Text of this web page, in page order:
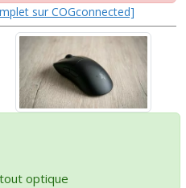
sur COGconnected]
optique